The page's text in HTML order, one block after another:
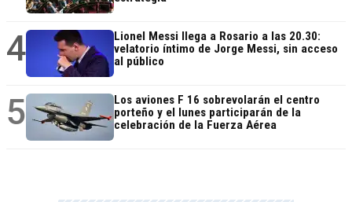
4
Lionel Messi llega a Rosario a las 20.30:
velatorio íntimo de Jorge Messi, sin acceso
al público
5
Los aviones F 16 sobrevolarán el centro
porteño y el lunes participarán de la
celebración de la Fuerza Aérea